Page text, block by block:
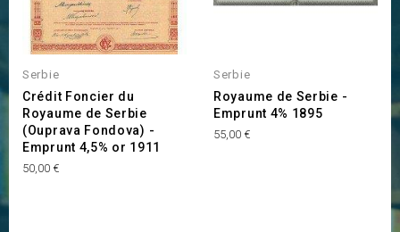
Serbie
Crédit Foncier du
Royaume de Serbie
(Ouprava Fondova) -
Emprunt 4,5% or 1911
Prix
50,00 €
Serbie
Royaume de Serbie -
Emprunt 4% 1895
Prix
55,00 €